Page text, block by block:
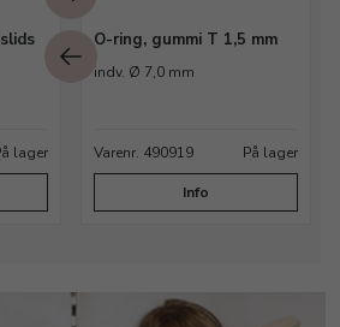
lager
O-ring, gummi T 1,5 mm
indv. Ø 7,0 mm
Varenr. 490919 På lager
Info